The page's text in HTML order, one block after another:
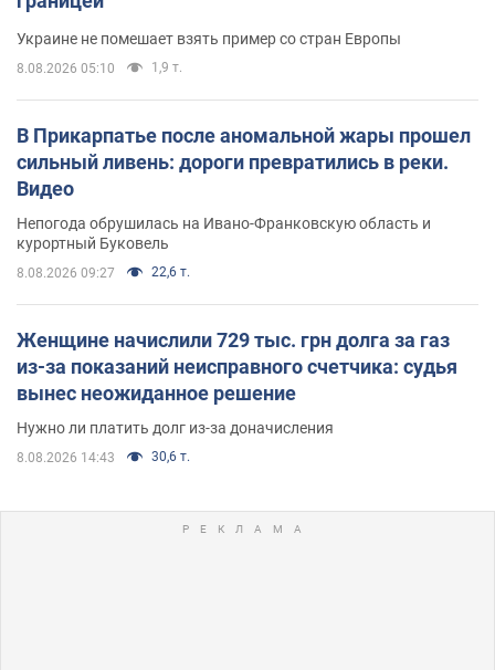
Украине не помешает взять пример со стран Европы
8.08.2026 05:10 1,9 т.
В Прикарпатье после аномальной жары прошел
сильный ливень: дороги превратились в реки.
Видео
Непогода обрушилась на Ивано-Франковскую область и
курортный Буковель
8.08.2026 09:27 22,6 т.
Женщине начислили 729 тыс. грн долга за газ
из-за показаний неисправного счетчика: судья
вынес неожиданное решение
Нужно ли платить долг из-за доначисления
8.08.2026 14:43 30,6 т.